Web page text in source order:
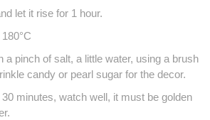
let it rise for 1 hour.
a pinch of salt, a little water, using a brush
candy or pearl sugar for the decor.
minutes, watch well, it must be golden